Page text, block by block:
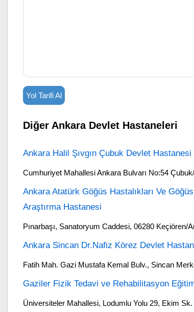
Yol Tarifi Al
Diğer Ankara Devlet Hastaneleri
Ankara Halil Şıvgın Çubuk Devlet Hastanesi
Cumhuriyet Mahallesi Ankara Bulvarı No:54
Ankara Atatürk Göğüs Hastalıkları Ve
Araştırma Hastanesi
Pınarbaşı, Sanatoryum Caddesi, 06280 Keçiören/
Ankara Sincan Dr.Nafiz Körez Devlet
Fatih Mah. Gazi Mustafa Kemal Bulv., Sincan
Gaziler Fizik Tedavi ve Rehabilitasyon
Üniversiteler Mahallesi, Lodumlu Yolu 29, Ekim